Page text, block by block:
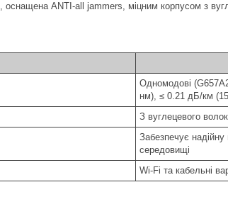
, оснащена ANTI-all jammers, міцним корпусом з
Одномодові
нм), ≤ 0.21 дБ/км
З вуглецевого
Забезпечує
середовищі
Wi-Fi та кабельні